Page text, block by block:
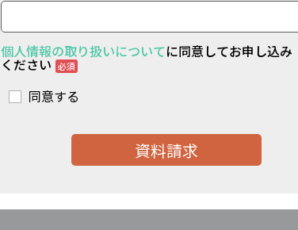
個人情報の取り扱いについてに同意してお申し込み
ください
同意する